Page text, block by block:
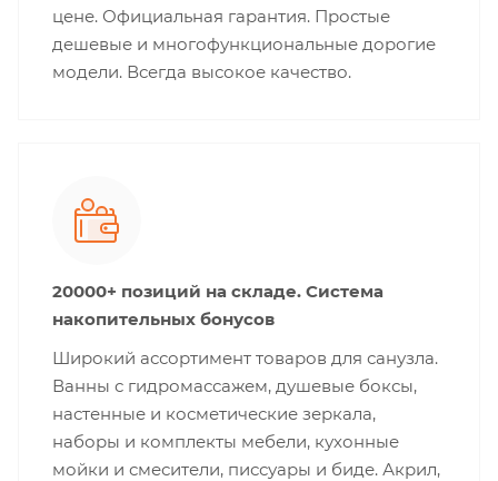
цене. Официальная гарантия. Простые
дешевые и многофункциональные дорогие
модели. Всегда высокое качество.
20000+ позиций на складе. Система
накопительных бонусов
Широкий ассортимент товаров для санузла.
Ванны с гидромассажем, душевые боксы,
настенные и косметические зеркала,
наборы и комплекты мебели, кухонные
мойки и смесители, писсуары и биде. Акрил,